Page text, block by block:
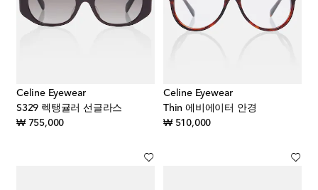
Celine Eyewear
S329 렉탱귤러 선글라스
₩ 755,000original price
Celine Eyewear
Thin 에비에이터 안경
₩ 510,000original price